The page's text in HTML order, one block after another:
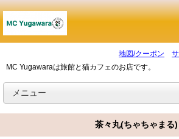
地図/クーポン
MC Yugawaraは旅館と猫カフェのお店です。
茶々丸(ちゃちゃまる)